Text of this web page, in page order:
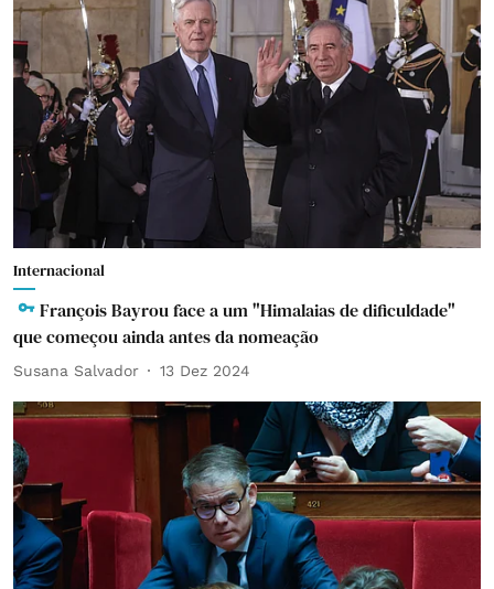
Internacional
François Bayrou face a um "Himalaias de dificuldade"
que começou ainda antes da nomeação
Susana Salvador 13 Dez 2024